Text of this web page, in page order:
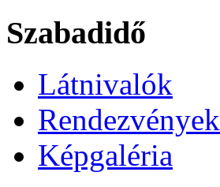
Szabadidő
Látnivalók
Rendezvények
Képgaléria